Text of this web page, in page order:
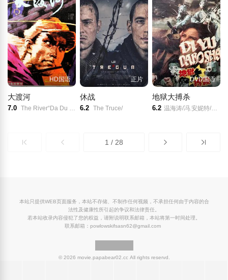
HD国语
大渡河
7.0 The River“Da Du He”/Cross The DADU River/
正片
休战
6.2 The Truce/
DVD国语
地狱大搏杀
6.2 温海涛/冯.安妮特/东方闻樱/
1 / 28
本站只提供WEB页面服务，本站不存储、不制作任何视频，不承担任何由于内容的合
法性及健康性所引起的争议和法律责任。
若本站收录内容侵犯了您的权益，请附说明联系邮箱，本站将第一时间处理。
联系邮箱：powlowskifsasn62@gmail.com
© 2026 movie.papabear02.cc All rights reservd.